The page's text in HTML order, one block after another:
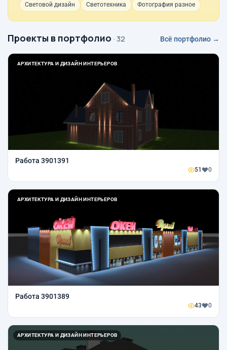
Световой дизайн
Светотехника Фотография разное
Проекты в портфолио · 32 Всё портфолио →
АРХИТЕКТУРА И ДИЗАЙН ИНТЕРЬЕРОВ
Работа 3901391
51 0
АРХИТЕКТУРА И ДИЗАЙН ИНТЕРЬЕРОВ
Работа 3901389
43 0
АРХИТЕКТУРА И ДИЗАЙН ИНТЕРЬЕРОВ